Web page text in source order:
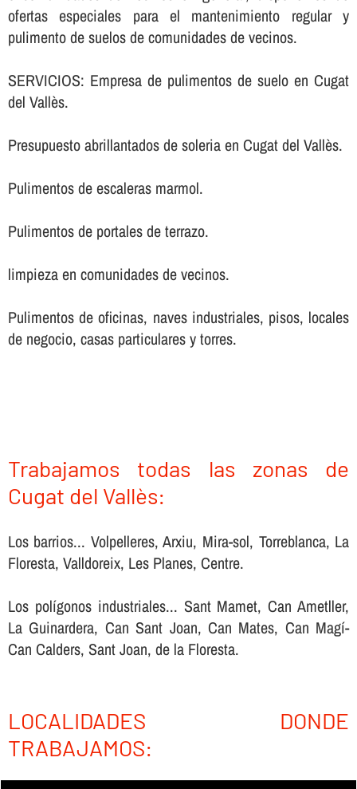
ofertas especiales para el mantenimiento regular y
pulimento de suelos de comunidades de vecinos.
SERVICIOS: Empresa de pulimentos de suelo en Cugat
del Vallès.
Presupuesto abrillantados de soleria en Cugat del Vallès.
Pulimentos de escaleras marmol.
Pulimentos de portales de terrazo.
limpieza en comunidades de vecinos.
Pulimentos de oficinas, naves industriales, pisos, locales
de negocio, casas particulares y torres.
Trabajamos todas las zonas de
Cugat del Vallès:
Los barrios... Volpelleres, Arxiu, Mira-sol, Torreblanca, La
Floresta, Valldoreix, Les Planes, Centre.
Los polígonos industriales... Sant Mamet, Can Ametller,
La Guinardera, Can Sant Joan, Can Mates, Can Magí-
Can Calders, Sant Joan, de la Floresta.
LOCALIDADES DONDE
TRABAJAMOS: